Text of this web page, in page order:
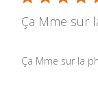
Ça Mme sur
Ça Mme sur la